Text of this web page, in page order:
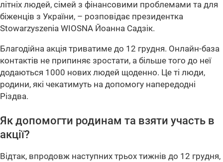
літніх людей, сімей з фінансовими проблемами та для
біженців з України, – розповідає президентка
Stowarzyszenia WIOSNA Йоанна Садзік.
Благодійна акція триватиме до 12 грудня. Онлайн-база
контактів не припиняє зростати, а більше того до неї
додаються 1000 нових людей щоденно. Це ті люди,
родини, які чекатимуть на допомогу напередодні
Різдва.
Як допомогти родинам та взяти участь в
акції?
Відтак, впродовж наступних трьох тижнів до 12 грудня,